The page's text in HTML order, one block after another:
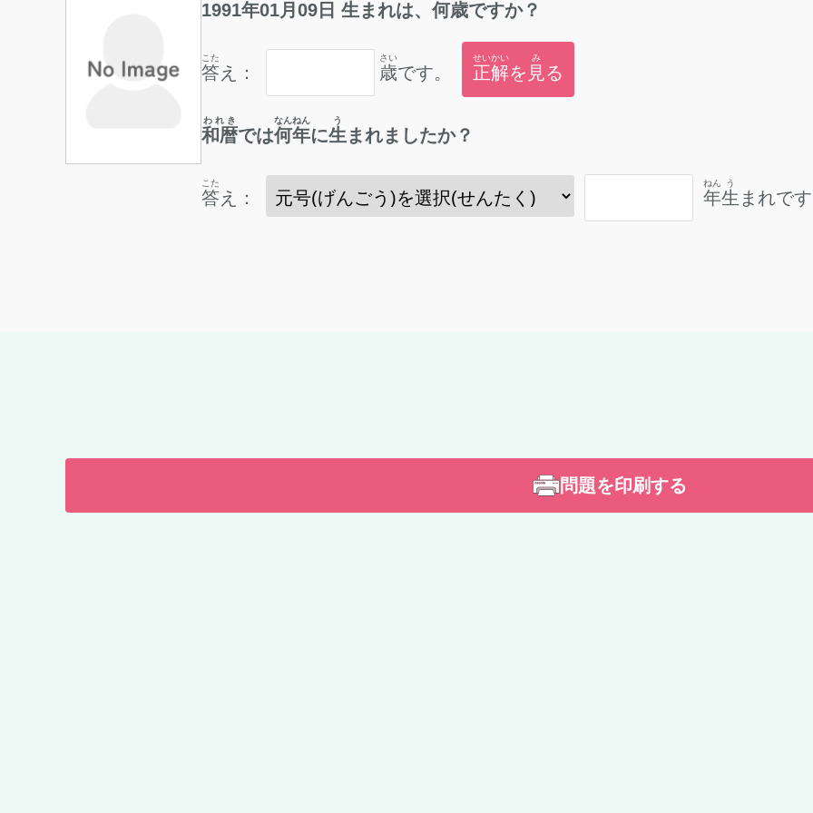
1991年01月 09 日 生 まれは、 何歳ですか？
答
こた
え： 歳
さい
です。 正解
せいかい
を 見
み
る
和暦
われき
では何年
なんねん
に生
う
まれましたか？
答
こた
え： 年
ねん
生
う
まれで
問題を印刷する